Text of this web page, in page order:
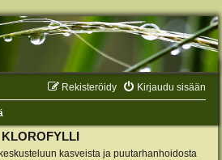
Kirjaudu sisään
Rekisteröidy
KLOROFYLLI
kasveista ja puutarhanhoidosta